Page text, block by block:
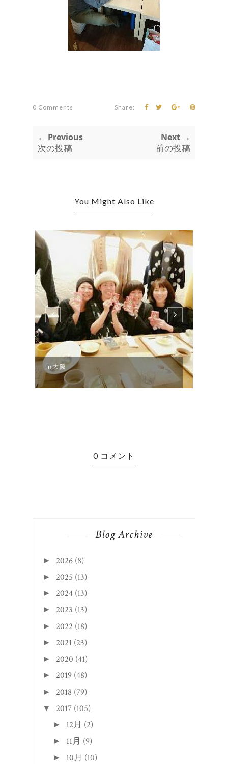
0 Comments Share:
← Previous
次の投稿
Next →
前の投稿
You Might Also Like
in大阪
0 コメント
Blog Archive
► 2026 (8)
► 2025 (13)
► 2024 (13)
► 2023 (13)
► 2022 (18)
► 2021 (23)
► 2020 (41)
► 2019 (48)
► 2018 (79)
▼ 2017 (105)
► 12月 (2)
► 11月 (9)
► 10月 (10)